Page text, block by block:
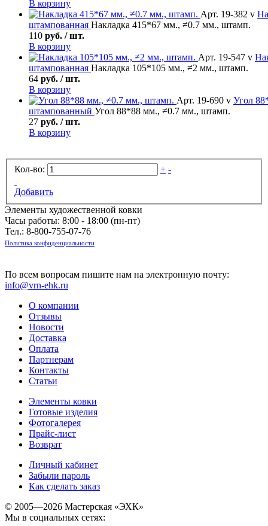
В корзину
Арт. 19-382 v
штампованная Накладка 415*67 мм., ≠0.7 мм., штамп.
110 руб. / шт.
В корзину
Арт. 19-547 v
штампованная Накладка 105*105 мм., ≠2 мм., штамп.
64 руб. / шт.
В корзину
Арт. 19-690 v Угол
штампованный Угол 88*88 мм., ≠0.7 мм., штамп.
27 руб. / шт.
В корзину
Кол-во: + -
Добавить
Элементы художественной ковки
Часы работы: 8:00 - 18:00 (пн-пт)
Тел.: 8-800-755-07-76
Политика конфиденциальности
По всем вопросам пишите нам на электронную почту:
info@vrn-ehk.ru
О компании
Отзывы
Новости
Доставка
Оплата
Партнерам
Контакты
Статьи
Элементы ковки
Готовые изделия
Фотогалерея
Прайс-лист
Возврат
Личный кабинет
Забыли пароль
Как сделать заказ
© 2005—2026 Мастерская «ЭХК»
Мы в социальных сетях: